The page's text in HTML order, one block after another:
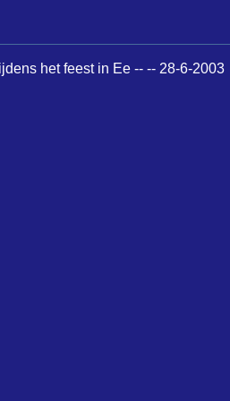
het feest in Ee -- -- 28-6-2003